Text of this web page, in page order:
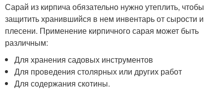
Сарай из кирпича обязательно нужно утеплить, чтобы
защитить хранившийся в нем инвентарь от сырости и
плесени. Применение кирпичного сарая может быть
различным:
Для хранения садовых инструментов
Для проведения столярных или других работ
Для содержания скотины.